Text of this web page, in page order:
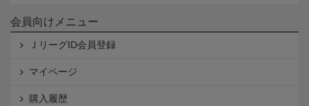
会員向けメニュー
ＪリーグID会員登録
マイページ
購入履歴